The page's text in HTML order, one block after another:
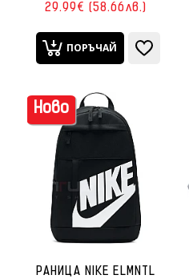
29.99€ (58.66лв.)
ПОРЪЧАЙ
Ново
РАНИЦА NIKE ELMNTL